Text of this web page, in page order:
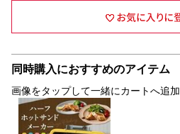
同時購入におすすめのアイテム
画像をタップして一緒にカートへ追加